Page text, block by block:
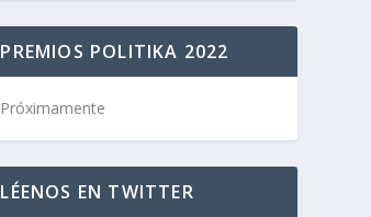
PREMIOS POLITIKA 2022
Próximamente
LÉENOS EN TWITTER